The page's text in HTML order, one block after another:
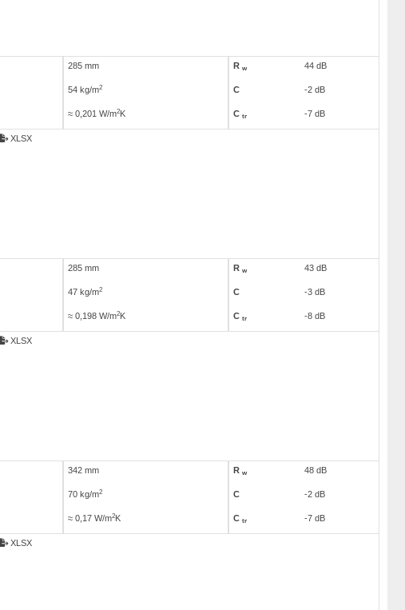
285 mm R w 44 dB
54 kg/m2 C -2 dB
≈ 0,201 W/m2K C tr -7 dB
XLSX
285 mm R w 43 dB
47 kg/m2 C -3 dB
≈ 0,198 W/m2K C tr -8 dB
XLSX
342 mm R w 48 dB
70 kg/m2 C -2 dB
≈ 0,17 W/m2K C tr -7 dB
XLSX